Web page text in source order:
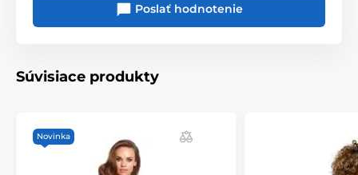
Poslať hodnotenie
Súvisiace produkty
Novinka